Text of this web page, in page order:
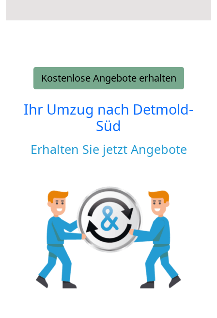
Kostenlose Angebote erhalten
Ihr Umzug nach Detmold-
Süd
Erhalten Sie jetzt Angebote